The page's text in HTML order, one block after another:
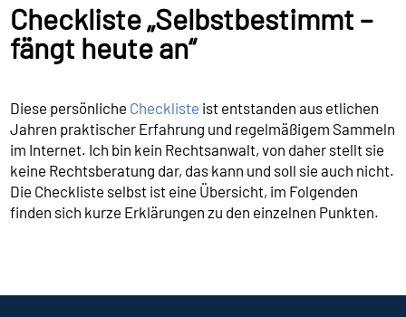
Checkliste „Selbstbestimmt –
fängt heute an“
Diese persönliche Checkliste ist entstanden aus etlichen
Jahren praktischer Erfahrung und regelmäßigem Sammeln
im Internet. Ich bin kein Rechtsanwalt, von daher stellt sie
keine Rechtsberatung dar, das kann und soll sie auch nicht.
Die Checkliste selbst ist eine Übersicht, im Folgenden
finden sich kurze Erklärungen zu den einzelnen Punkten.